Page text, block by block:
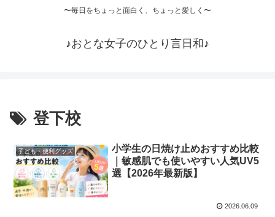
〜毎日をちょっと面白く、ちょっと愛しく〜
♪おとな女子のひとり言日和♪
登下校
子ども・便利グッズ
小学生の日焼け止めおすすめ比較
｜敏感肌でも使いやすい人気UV5
選【2026年最新版】
2026.06.09